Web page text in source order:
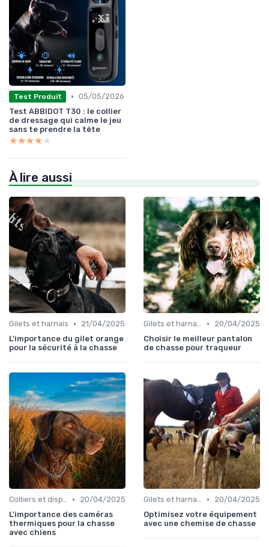
Test Produit • 05/05/2026
Test ABBIDOT T30 : le collier
de dressage qui calme le jeu
sans te prendre la tête
★★★★★
★★★★★
À lire aussi
Gilets et harnais •
21/04/2025
L'importance du gilet orange
pour la sécurité à la chasse
Gilets et harnais •
20/04/2025
Choisir le meilleur pantalon
de chasse pour traqueur
Colliers et dispositifs de suivi •
20/04/2025
L'importance des caméras
thermiques pour la chasse
avec chiens
Gilets et harnais •
20/04/2025
Optimisez votre équipement
avec une chemise de chasse